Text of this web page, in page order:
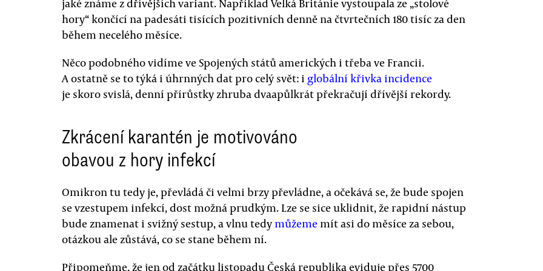
jaké známe z dřívějších variant. Například Velká Británie vystoupala ze „stolové
hory“ končící na padesáti tisících pozitivních denně na čtvrtečních 180 tisíc za den
během necelého měsíce.
Něco podobného vidíme ve Spojených států amerických i třeba ve Francii.
A ostatně se to týká i úhrnných dat pro celý svět: i globální křivka incidence
je skoro svislá, denní přírůstky zhruba dvaapůlkrát překračují dřívější rekordy.
Zkrácení karantén je motivováno
obavou z hory infekcí
Omikron tu tedy je, převládá či velmi brzy převládne, a očekává se, že bude spojen
se vzestupem infekcí, dost možná prudkým. Lze se sice uklidnit, že rapidní nástup
bude znamenat i svižný sestup, a vlnu tedymůžememít asi do měsíce za sebou,
otázkou ale zůstává, co se stane během ní.
Připomeňme, že jen od začátku listopadu Česká republika eviduje přes 5700